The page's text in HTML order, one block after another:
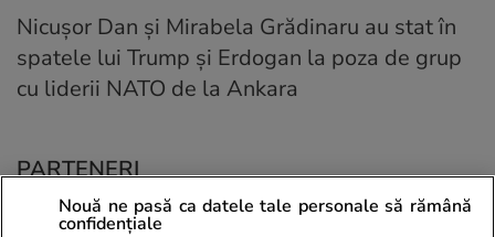
Nicușor Dan și Mirabela Grădinaru au stat în
spatele lui Trump și Erdogan la poza de grup
cu liderii NATO de la Ankara
PARTENERI
Nouă ne pasă ca datele tale personale să rămână
confidențiale